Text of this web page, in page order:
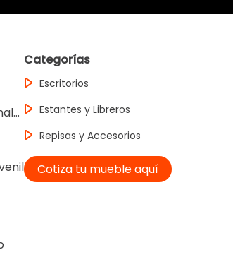
Categorías
Escritorios
Estantes y Libreros
Repisas y Accesorios
Cotiza tu mueble aquí